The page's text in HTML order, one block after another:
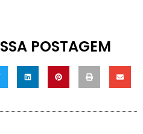
POSTAGEM